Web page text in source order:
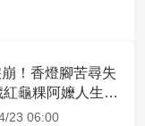
！香燈腳苦尋失
龜粿阿嬤人生謝
23 06:00